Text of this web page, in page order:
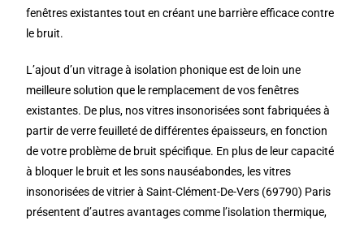
fenêtres existantes tout en créant une barrière efficace contre
le bruit.
L’ajout d’un vitrage à isolation phonique est de loin une
meilleure solution que le remplacement de vos fenêtres
existantes. De plus, nos vitres insonorisées sont fabriquées à
partir de verre feuilleté de différentes épaisseurs, en fonction
de votre problème de bruit spécifique. En plus de leur capacité
à bloquer le bruit et les sons nauséabondes, les vitres
insonorisées de vitrier à Saint-Clément-De-Vers (69790) Paris
présentent d’autres avantages comme l’isolation thermique,